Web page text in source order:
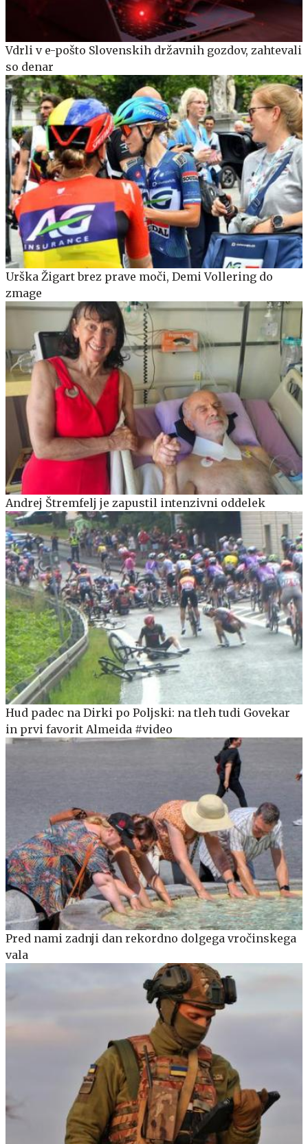
Vdrli v e-pošto Slovenskih državnih gozdov, zahtevali
so denar
Urška Žigart brez prave moči, Demi Vollering do
zmage
Andrej Štremfelj je zapustil intenzivni oddelek
Hud padec na Dirki po Poljski: na tleh tudi Govekar
in prvi favorit Almeida #video
Pred nami zadnji dan rekordno dolgega vročinskega
vala